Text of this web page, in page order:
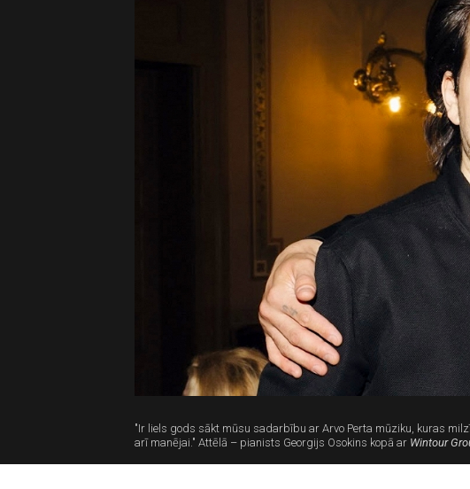
"Ir liels gods sākt mūsu sadarbību ar Arvo Perta mūziku, kuras
arī manējai." Attēlā – pianists Georgijs Osokins kopā ar Wintour